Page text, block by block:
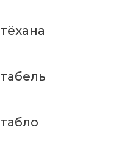
тёхана
табель
табло